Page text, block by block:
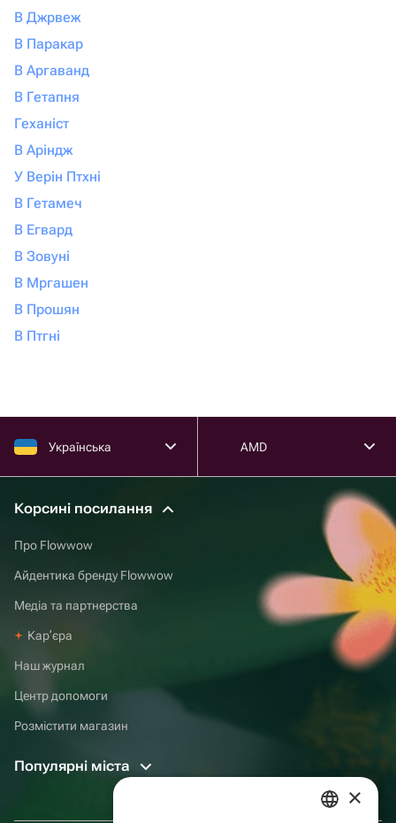
В Джрвеж
В Паракар
В Аргаванд
В Гетапня
Геханіст
В Аріндж
У Верін Птхні
В Гетамеч
В Егвард
В Зовуні
В Мргашен
В Прошян
В Птгні
Українська AMD
Корсині посилання
Про Flowwow
Айдентика бренду Flowwow
Медіа та партнерства
Карʼєра
Наш журнал
Центр допомоги
Розмістити магазин
Популярні міста
×